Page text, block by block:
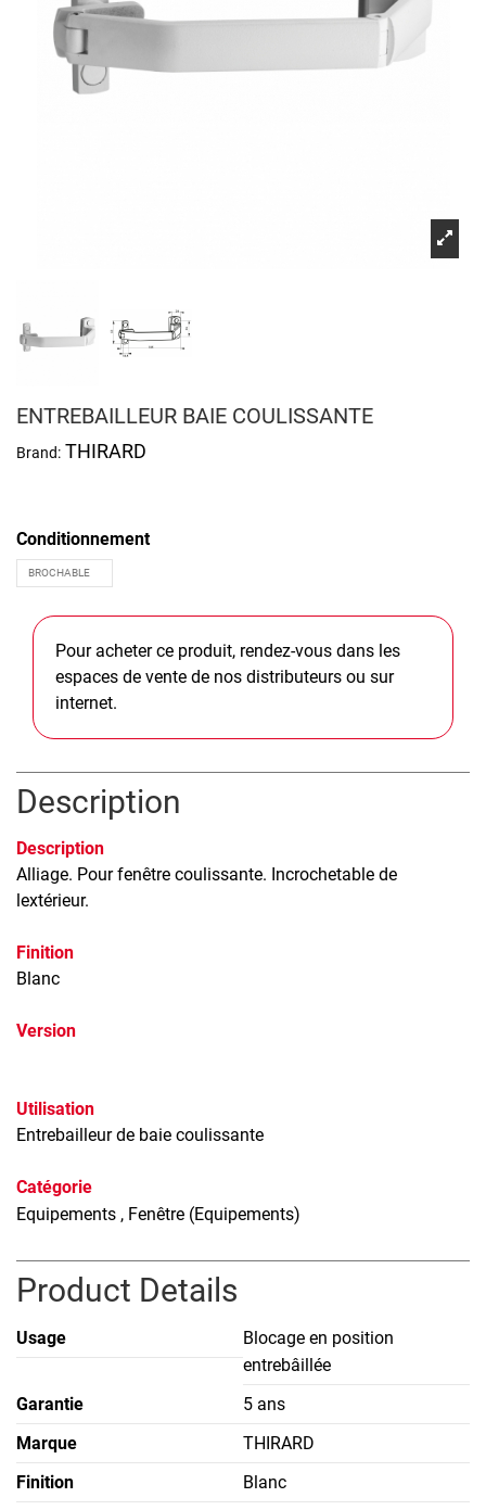
ENTREBAILLEUR BAIE COULISSANTE
Brand: THIRARD
Conditionnement
Pour acheter ce produit, rendez-vous dans les
espaces de vente de nos distributeurs ou sur
internet.
Description
Description
Alliage. Pour fenêtre coulissante. Incrochetable de
lextérieur.
Finition
Blanc
Version
Utilisation
Entrebailleur de baie coulissante
Catégorie
Equipements , Fenêtre (Equipements)
Product Details
Usage
Blocage en position
entrebâillée
Garantie
5 ans
Marque
THIRARD
Finition
Blanc